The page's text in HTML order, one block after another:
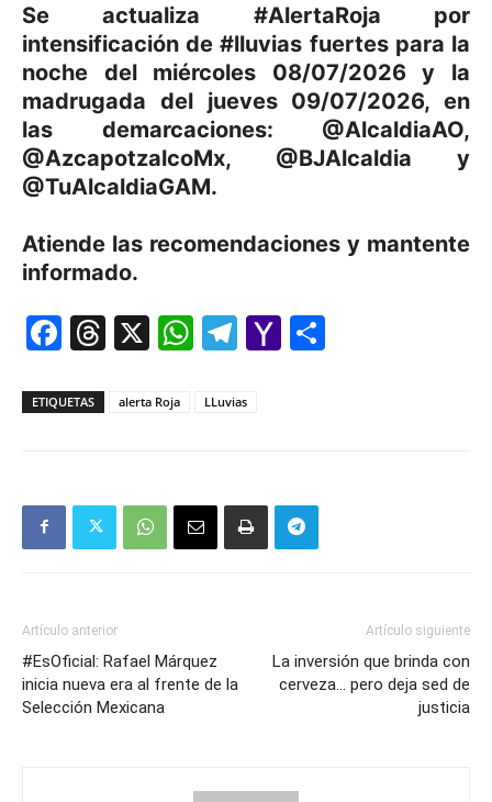
Se actualiza #AlertaRoja por
intensificación de #lluvias fuertes para la
noche del miércoles 08/07/2026 y la
madrugada del jueves 09/07/2026, en
las demarcaciones: @AlcaldiaAO,
@AzcapotzalcoMx, @BJAlcaldia y
@TuAlcaldiaGAM.
Atiende las recomendaciones y mantente
informado.
Facebook
Threads
X WhatsApp
Telegram
Yahoo
ETIQUETAS alerta Roja LLuvias
Artículo anterior
#EsOficial: Rafael Márquez
inicia nueva era al frente de la
Selección Mexicana
Artículo siguiente
La inversión que brinda con
cerveza… pero deja sed de
justicia